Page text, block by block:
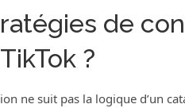
de
?
ne suit pas la logique d’un